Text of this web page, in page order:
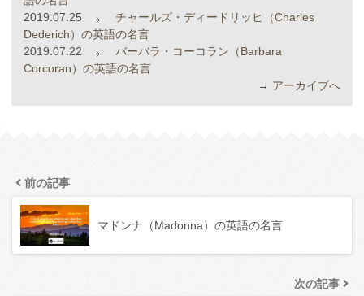
2019.07.25
チャールズ・ディードリッヒ（Charles
Dederich）の英語の名言
2019.07.22
バーバラ・コーコラン（Barbara
Corcoran）の英語の名言
→ アーカイブへ
前の記事
マドンナ（Madonna）の英語の名言
次の記事